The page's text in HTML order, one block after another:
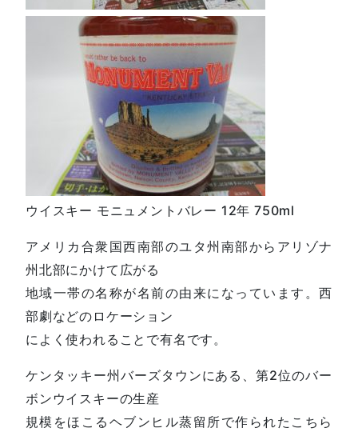
ウイスキー モニュメントバレー 12年 750ml
アメリカ合衆国西南部のユタ州南部からアリゾナ
州北部にかけて広がる
地域一帯の名称が名前の由来になっています。西
部劇などのロケーション
によく使われることで有名です。
ケンタッキー州バーズタウンにある、第2位のバー
ボンウイスキーの生産
規模をほこるヘブンヒル蒸留所で作られたこちら